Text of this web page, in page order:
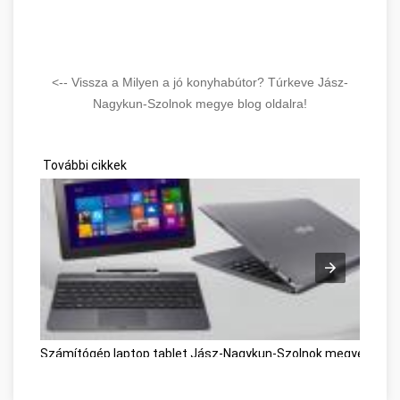
<-- Vissza a Milyen a jó konyhabútor? Túrkeve Jász-
Nagykun-Szolnok megye blog oldalra!
További cikkek
Számítógép laptop tablet Jász-Nagykun-Szolnok megye